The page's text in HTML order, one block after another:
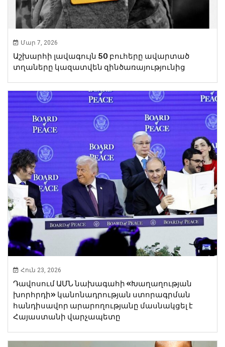
Մար 7, 2026
Աշխարհի լավագույն 50 բուհերը ավարտած
տղաները կազատվեն զինծառայությունից
Հուն 23, 2026
Դավոսում ԱՄՆ նախագահի «Խաղաղության
խորհրդի» կանոնադրության ստորագրման
հանդիսավոր արարողությանը մասնակցել է
Հայաստանի վարչապետը